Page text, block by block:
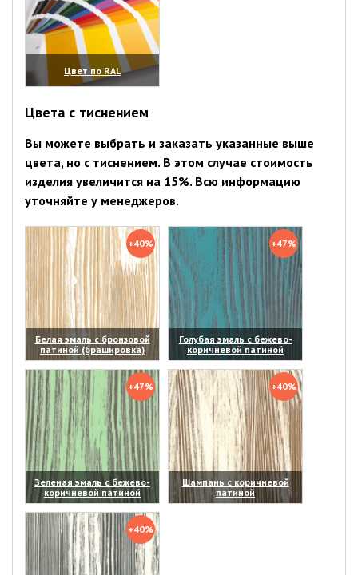
Цвет по RAL
(увеличить)
Цвета с тиснением
Вы можете выбрать и заказать указанные выше
цвета, но с тиснением. В этом случае стоимость
изделия увеличится на 15%. Всю информацию
уточняйте у менеджеров.
+40%
Белая эмаль с бронзовой
патиной (брашировка)
(увеличить)
+47%
Голубая эмаль с бежево-
коричневой патиной
(увеличить)
+47%
Зеленая эмаль с бежево-
коричневой патиной
(увеличить)
+40%
Шампань с коричневой
патиной
(увеличить)
+40%